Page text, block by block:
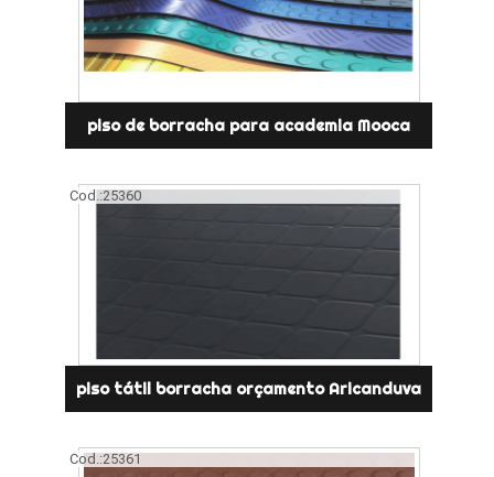
piso de borracha para academia Mooca
Cod.:25360
piso tátil borracha orçamento Aricanduva
Cod.:25361